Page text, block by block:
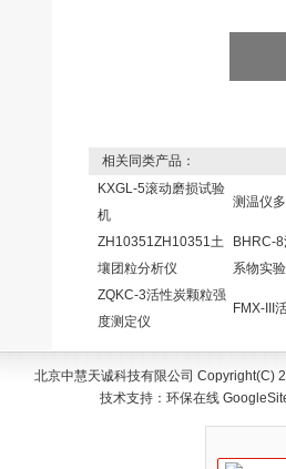
相关同类产品：
KXGL-5滚动磨损试验
机
测温仪
ZH10351ZH10351土
壤团粒分析仪
BHRC-
系物实
ZQKC-3活性炭颗粒强
度测定仪
FMX-III
北京中慧天诚科技有限公司
技术支持： 环保在线